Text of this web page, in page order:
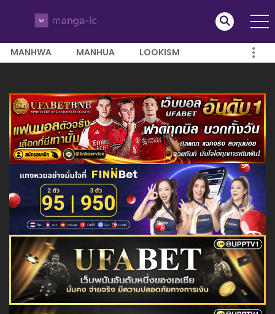
MANHWA MANHUA LOOKISM